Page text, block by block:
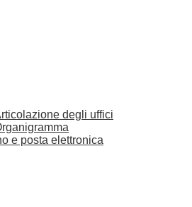
degli uffici
e posta elettronica